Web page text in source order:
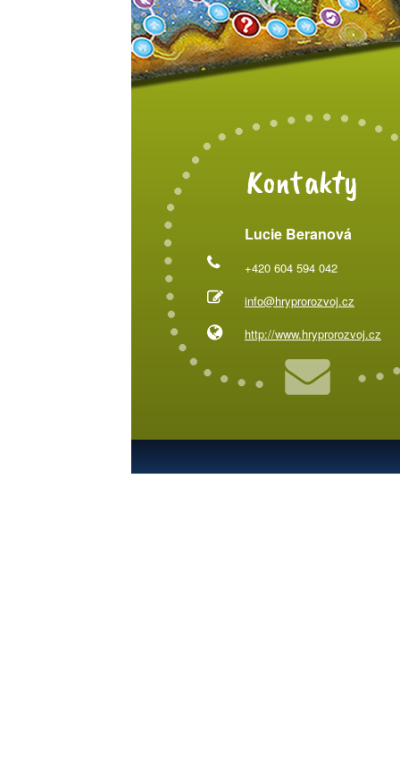
Kontakty
Lucie Beranová
+420 604 594 042
info@hryprorozvoj.cz
http://www.hryprorozvoj.cz